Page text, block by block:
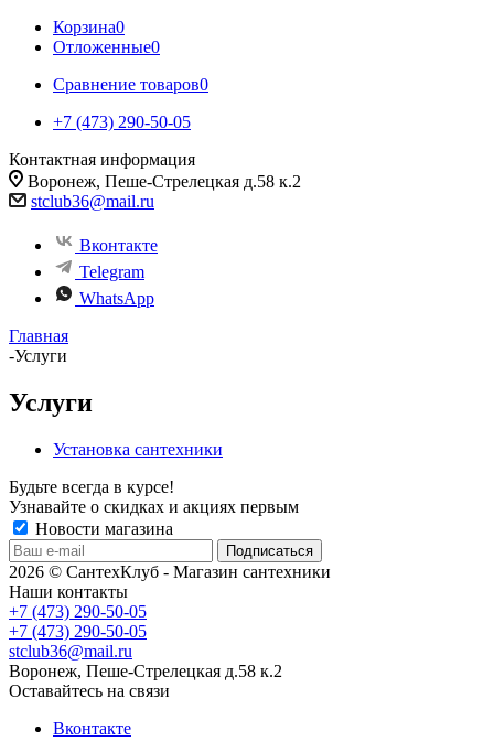
Корзина0
Отложенные0
Сравнение товаров0
+7 (473) 290-50-05
Контактная информация
Воронеж, Пеше-Стрелецкая д.58 к.2
stclub36@mail.ru
Вконтакте
Telegram
WhatsApp
Главная
-Услуги
Услуги
Установка сантехники
Будьте всегда в курсе!
Узнавайте о скидках и акциях первым
Новости магазина
2026 © СантехКлуб - Магазин сантехники
Наши контакты
+7 (473) 290-50-05
+7 (473) 290-50-05
stclub36@mail.ru
Воронеж, Пеше-Стрелецкая д.58 к.2
Оставайтесь на связи
Вконтакте